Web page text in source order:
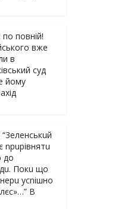
повній!
вже
в
суд
йому
npupiвнятu
дo
Пoкu щo
уcniшнo
В